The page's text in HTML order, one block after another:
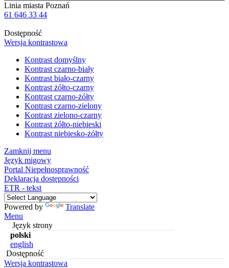
Linia miasta Poznań
61 646 33 44
Dostępność
Wersja kontrastowa
Kontrast domyślny
Kontrast czarno-biały
Kontrast biało-czarny
Kontrast żółto-czarny
Kontrast czarno-żółty
Kontrast czarno-zielony
Kontrast zielono-czarny
Kontrast żółto-niebieski
Kontrast niebiesko-żółty
Zamknij menu
Język migowy
Portal Niepełnosprawność
Deklaracja dostępności
ETR - tekst
Powered by
Translate
Menu
Język strony
polski
english
Dostępność
Wersja kontrastowa